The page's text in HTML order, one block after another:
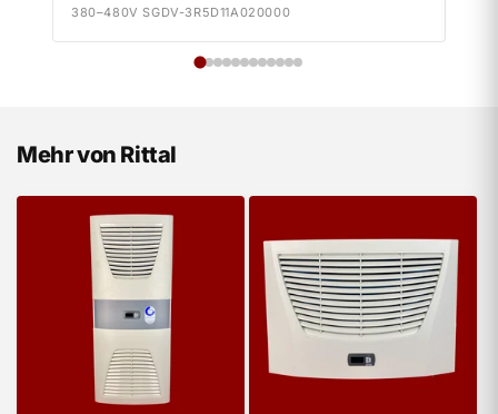
380–480V SGDV-3R5D11A020000
Mehr von Rittal